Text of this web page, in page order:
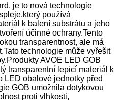
je to nová technologie
používá
k balení substrátu a jeho
účinné ochrany.Tento
transparentnost, ale má
technologie může vyřešit
AVOE LED GOB
transparentní lepicí materiál k
LED obalové jednotky před
GOB umožnila dotykovou
proti vlhkosti,